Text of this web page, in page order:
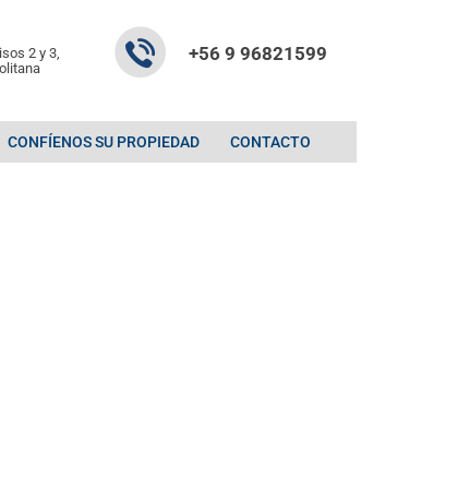
2 y 3,
+56 9 96821599
CONFÍENOS SU PROPIEDAD CONTACTO